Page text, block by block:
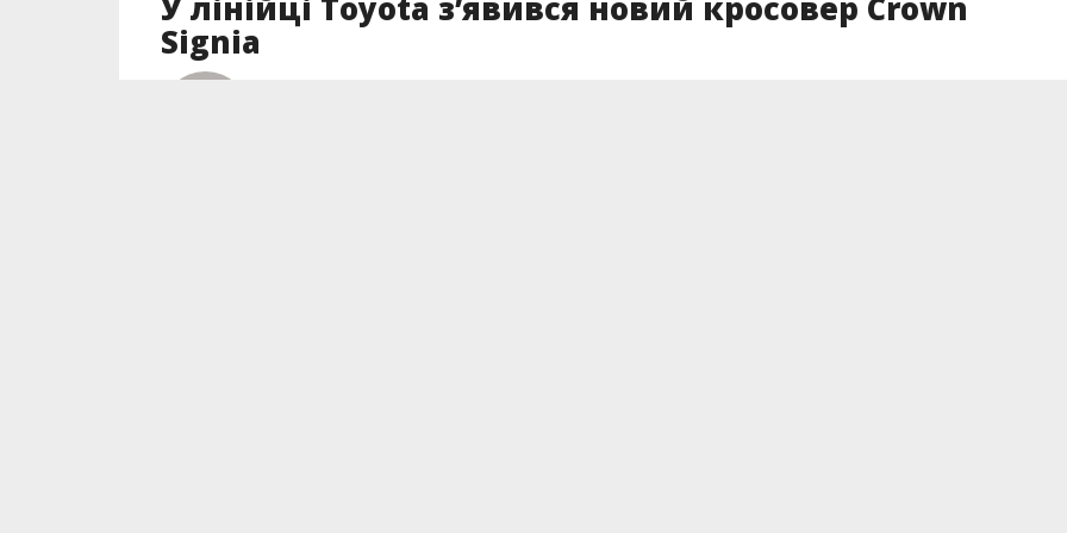
У лінійці Toyota з’явився новий кросовер Crown
Signia